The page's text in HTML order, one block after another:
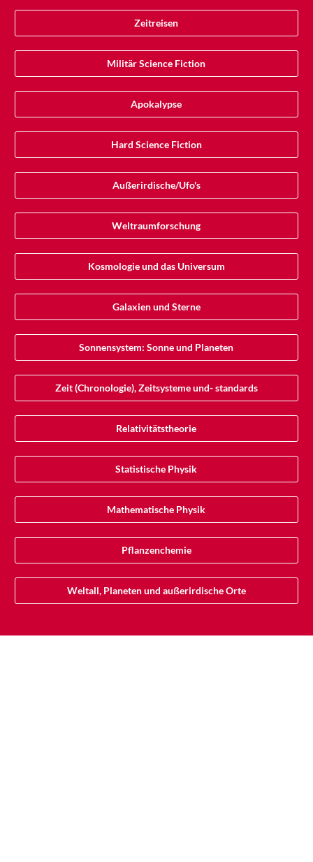
Zeitreisen
Militär Science Fiction
Apokalypse
Hard Science Fiction
Außerirdische/Ufo's
Weltraumforschung
Kosmologie und das Universum
Galaxien und Sterne
Sonnensystem: Sonne und Planeten
Zeit (Chronologie), Zeitsysteme und- standards
Relativitätstheorie
Statistische Physik
Mathematische Physik
Pflanzenchemie
Weltall, Planeten und außerirdische Orte